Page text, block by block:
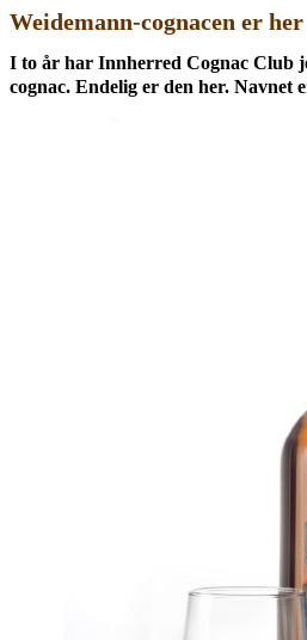
Weidemann-cognacen er her
I to år har Innherred Cognac Club
cognac. Endelig er den her. Navnet